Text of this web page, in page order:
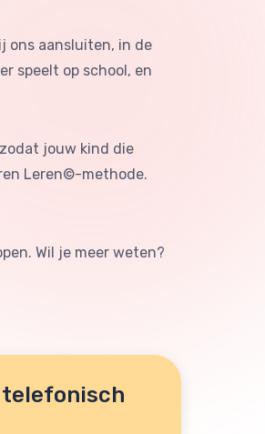
ons aansluiten, in de
speelt op school, en
jouw kind die
Leren©-methode.
Wil je meer weten?